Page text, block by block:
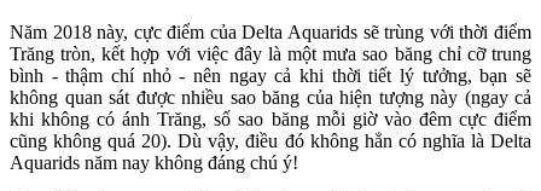
Năm 2018 này, cực điểm của Delta Aquarids sẽ trùng với thời điểm
Trăng tròn, kết hợp với việc đây là một mưa sao băng chỉ cỡ trung
bình - thậm chí nhỏ - nên ngay cả khi thời tiết lý tưởng, bạn sẽ
không quan sát được nhiều sao băng của hiện tượng này (ngay cả
khi không có ánh Trăng, số sao băng mỗi giờ vào đêm cực điểm
cũng không quá 20). Dù vậy, điều đó không hẳn có nghĩa là Delta
Aquarids năm nay không đáng chú ý!